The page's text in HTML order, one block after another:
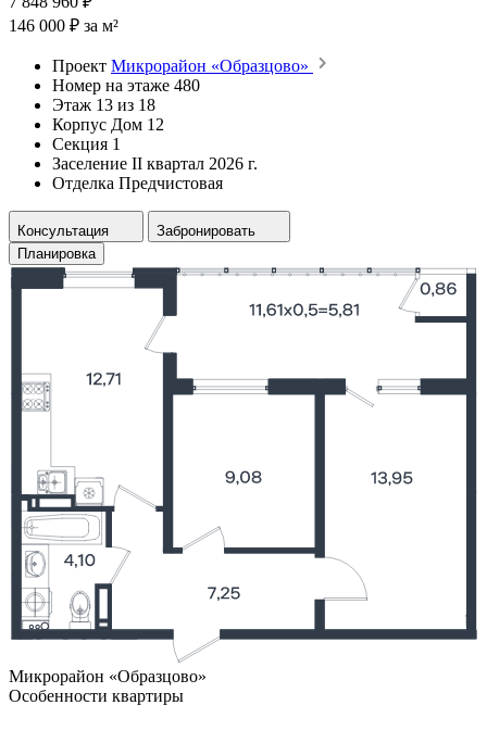
146 000 ₽ за м²
Проект Микрорайон «Образцово»
Номер на этаже 480
Этаж 13 из 18
Корпус Дом 12
Секция 1
Заселение II квартал 2026 г.
Отделка Предчистовая
Консультация
Забронировать
Планировка
Микрорайон «Образцово»
Особенности квартиры